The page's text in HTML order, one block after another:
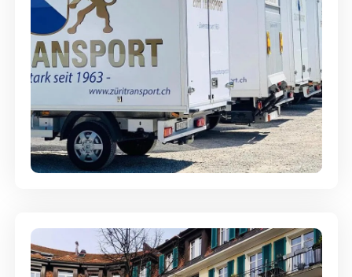
Möbellagerung - Alles sicher
aufbewahrt